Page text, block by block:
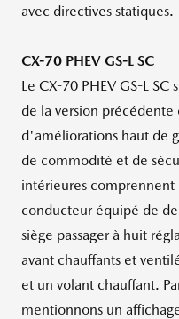
avec directives statiques.
CX-70 PHEV GS-L SC
Le CX-70 PHEV GS-L
de la version
d'améliorations haut de
de commodité et de
intérieures comprennent
conducteur équipé de
siège passager à huit
avant chauffants et
et un volant chauffant.
mentionnons un